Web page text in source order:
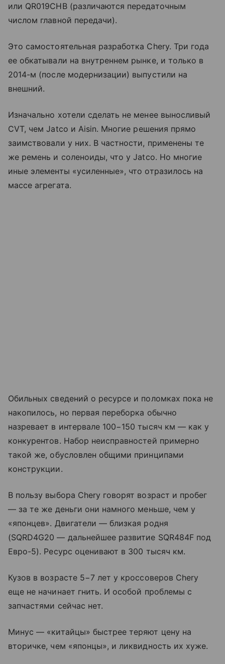
или QR019CHB (различаются передаточным
числом главной передачи).
Это самостоятельная разработка Chery. Три года
ее обкатывали на внутреннем рынке, и только в
2014-м (после модернизации) выпустили на
внешний.
Изначально хотели сделать не менее выносливый
CVT, чем Jatco и Aisin. Многие решения прямо
заимствовали у них. В частности, применены те
же ремень и соленоиды, что у Jatco. Но многие
иные элементы «усиленные», что отразилось на
массе агрегата.
Обильных сведений о ресурсе и поломках пока не
накопилось, но первая переборка обычно
назревает в интервале 100−150 тысяч км — как у
конкурентов. Набор неисправностей примерно
такой же, обусловлен общими принципами
конструкции.
В пользу выбора Chery говорят возраст и пробег
— за те же деньги они намного меньше, чем у
«японцев». Двигатели — близкая родня
(SQRD4G20 — дальнейшее развитие SQR484F под
Евро-5). Ресурс оценивают в 300 тысяч км.
Кузов в возрасте 5−7 лет у кроссоверов Chery
еще не начинает гнить. И особой проблемы с
запчастями сейчас нет.
Минус — «китайцы» быстрее теряют цену на
вторичке, чем «японцы», и ликвидность их хуже.